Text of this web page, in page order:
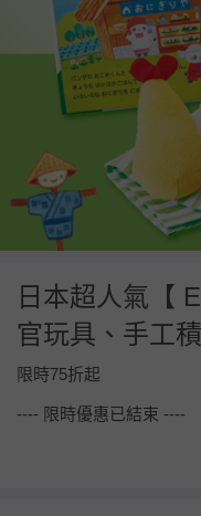
日本超人氣【
官玩具、手工
限時75折起
---- 限時優惠已結束 ----